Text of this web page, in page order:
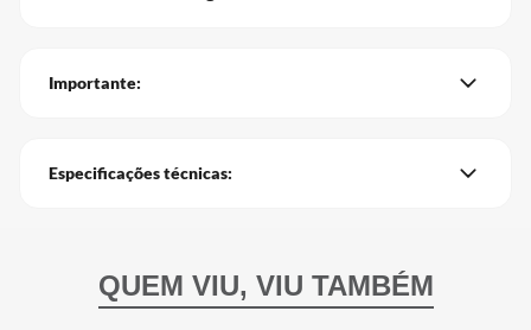
Importante:
Especificações técnicas: